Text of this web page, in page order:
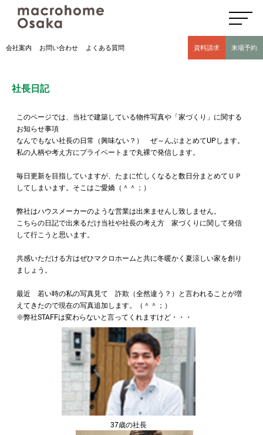
高気密高断熱住宅のマクロホーム大阪の社長日記(豊中市 モデルハウス有)
会社案内 お問い合わせ よくある質問 資料請求 来場予約
社長日記
このページでは、当社で建築している物件写真や「家づくり」に関する
お知らせ事項
なんでもない社長の日常（興味ない？） ぜ～んぶまとめてUPします。
私の人柄や考え方にプライベートまで丸裸で発信します。
毎日更新を目指していますが、たまに忙しくなると数日分まとめてＵＰ
してしまいます。そこはご愛嬌（＾＾；）
弊社はハウスメーカーのような営業は出来ませんし致しません。
こちらの日記で出来るだけ当社や社長の考え方 家づくりに関して発信
して行こうと思います。
共感いただける方はぜひマクロホームと共に冬暖かく夏涼しい家を創り
ましょう。
最近 若い時の私の写真見て 詐欺（全然違う？）と言われることが増
えてきたので現在の写真追加します。（＾＾；）
※弊社STAFFは変わらないと言ってくれますけど・・・
37歳の社長